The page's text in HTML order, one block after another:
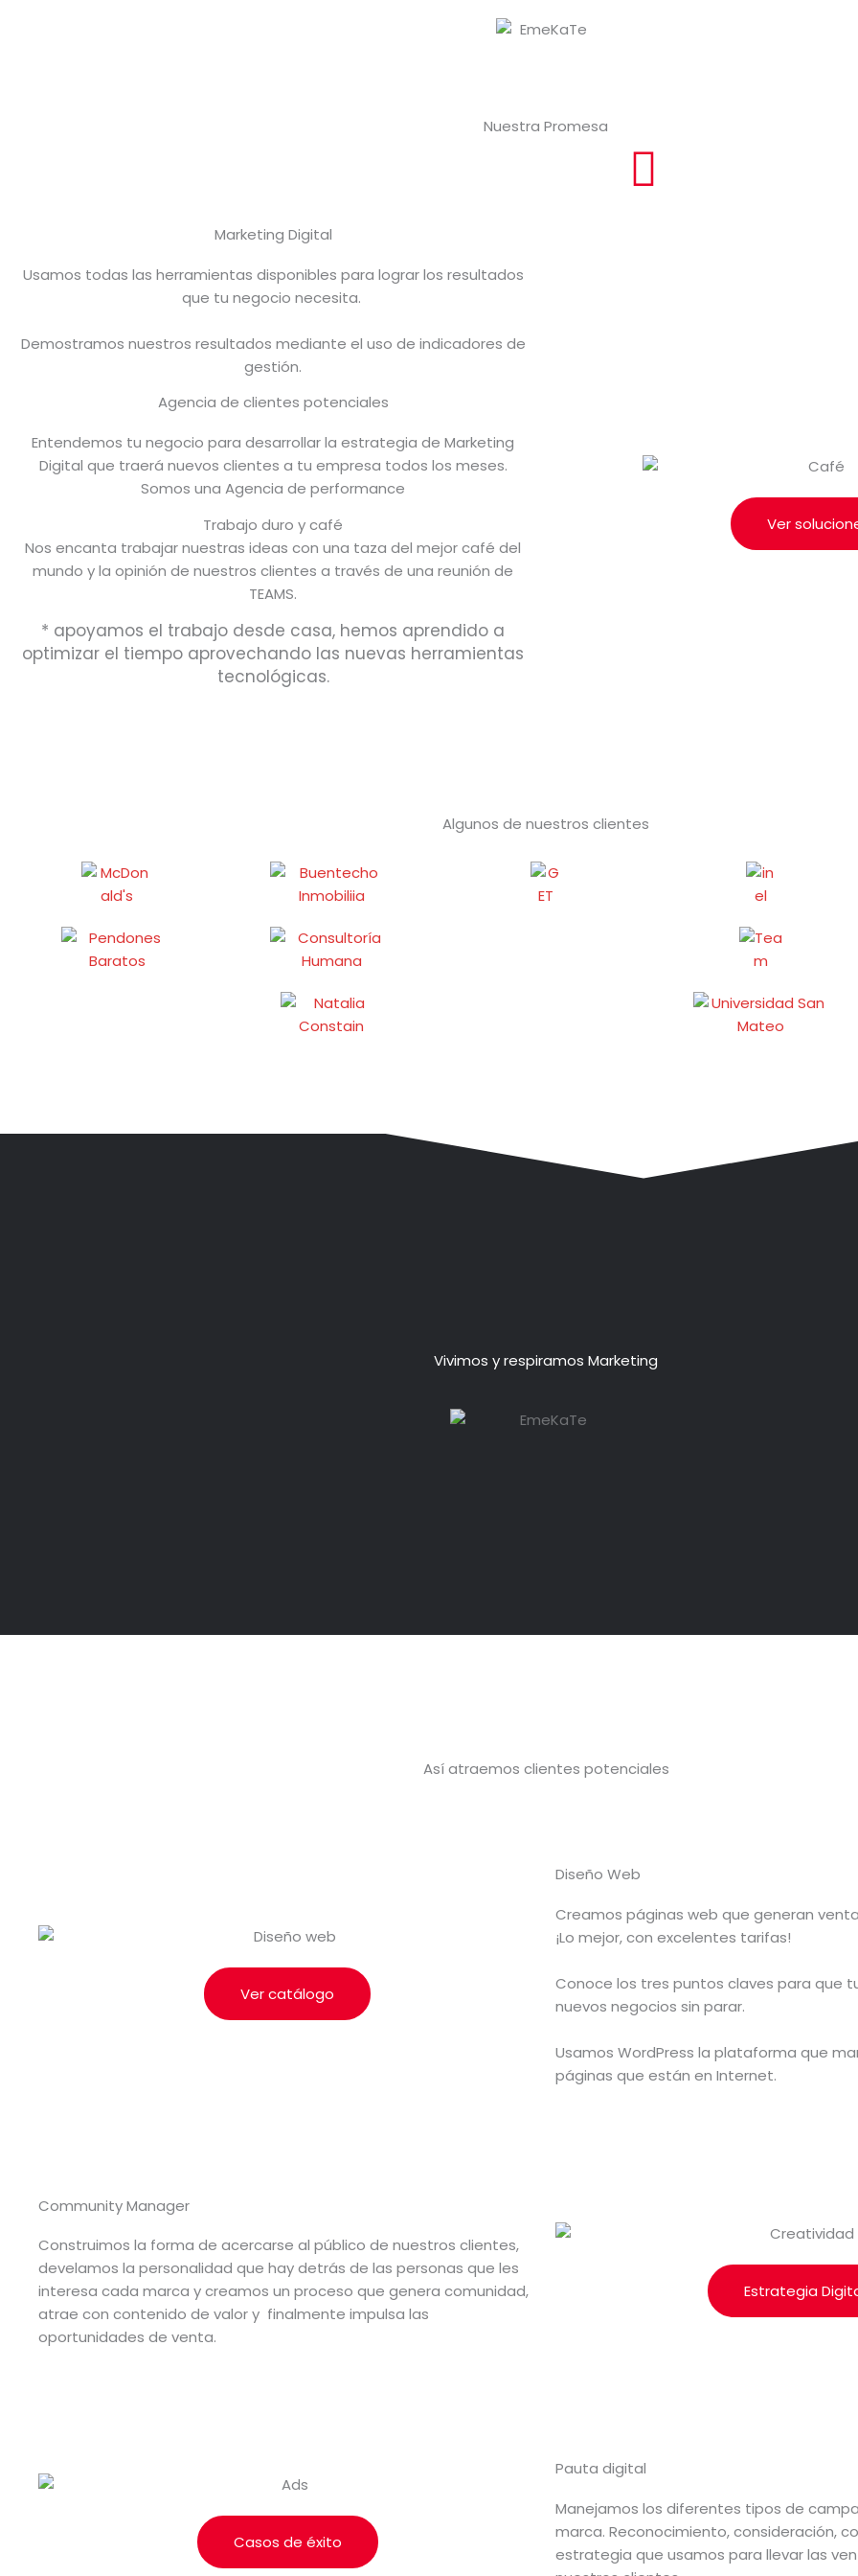
Nuestra Promesa
Marketing Digital
Usamos todas las herramientas disponibles para lograr los resultados
que tu negocio necesita.
Demostramos nuestros resultados mediante el uso de indicadores de
gestión.
Agencia de clientes potenciales
Entendemos tu negocio para desarrollar la estrategia de Marketing
Digital que traerá nuevos clientes a tu empresa todos los meses.
Somos una Agencia de performance
Trabajo duro y café
Nos encanta trabajar nuestras ideas con una taza del mejor café del
mundo y la opinión de nuestros clientes a través de una reunión de
TEAMS.
* apoyamos el trabajo desde casa, hemos aprendido a
optimizar el tiempo aprovechando las nuevas herramientas
tecnológicas.
Ver
Algunos de nuestros clientes
Vivimos y respiramos Marketing
Así atraemos clientes potenciales
Ver catálogo
Diseño Web
Creamos páginas web que generan
¡Lo mejor, con excelentes tarifas!
Conoce los tres puntos claves para que
nuevos negocios sin parar.
Usamos WordPress la plataforma que
páginas que están en Internet.
Community Manager
Construimos la forma de acercarse al público de nuestros clientes,
develamos la personalidad que hay detrás de las personas que les
interesa cada marca y creamos un proceso que genera comunidad,
atrae con contenido de valor y finalmente impulsa las
oportunidades de venta.
Estrategia
Casos de éxito
Pauta digital
Manejamos los diferentes tipos de
marca. Reconocimiento, consideración,
estrategia que usamos para llevar las